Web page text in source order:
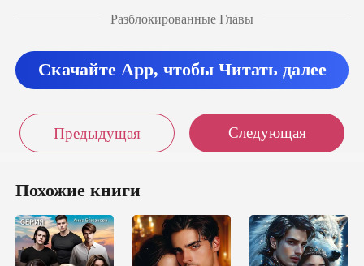
Разблокированные Главы
Скачайте App, чтобы Читать далее
Предыдущая Следующая
Похожие книги